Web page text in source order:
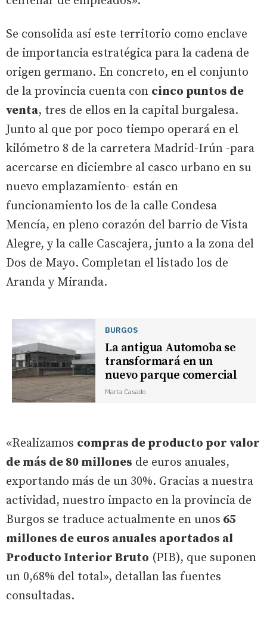
Se consolida así este territorio como enclave
de importancia estratégica para la cadena de
origen germano. En concreto, en el conjunto
de la provincia cuenta con cinco puntos de
venta, tres de ellos en la capital burgalesa.
Junto al que por poco tiempo operará en el
kilómetro 8 de la carretera Madrid-Irún -para
acercarse en diciembre al casco urbano en su
nuevo emplazamiento- están en
funcionamiento los de la calle Condesa
Mencía, en pleno corazón del barrio de Vista
Alegre, y la calle Cascajera, junto a la zona del
Dos de Mayo. Completan el listado los de
Aranda y Miranda.
BURGOS
La antigua Automoba se
transformará en un
nuevo parque comercial
Marta Casado
«Realizamos compras de producto por valor
de más de 80 millones de euros anuales,
exportando más de un 30%. Gracias a nuestra
actividad, nuestro impacto en la provincia de
Burgos se traduce actualmente en unos 65
millones de euros anuales aportados al
Producto Interior Bruto (PIB), que suponen
un 0,68% del total», detallan las fuentes
consultadas.